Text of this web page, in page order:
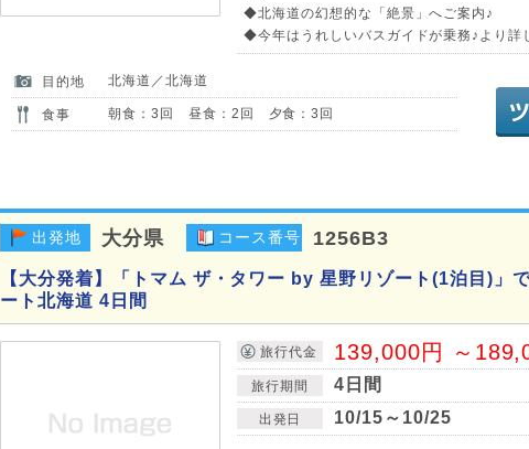
◆北海道の幻想的な「絶景」へご案内♪
◆今年はうれしいバスガイドが乗務♪より詳
目的地 北海道／北海道
食事 朝食：3回 昼食：2回 夕食：3回
出発地 大分県 コース番号 1256B3
【大分発着】「トマム ザ・タワー by 星野リゾート(1泊目)」
ート北海道 4日間
旅行代金 139,000円 ～
旅行期間 4日間
出発日 10/15～10/25